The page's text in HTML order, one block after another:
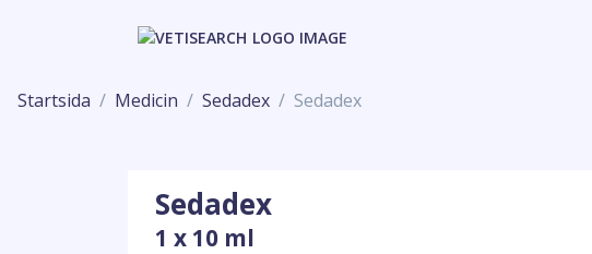
Startsida Medicin Sedadex Sedadex
Sedadex
1 x 10 ml